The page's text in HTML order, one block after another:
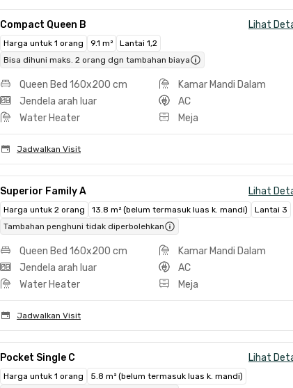
Compact Queen B Lihat
Harga untuk 1 orang 9.1 m²
Lantai 1,2
Bisa dihuni maks. 2 orang dgn tambahan biaya
Queen Bed 160x200 cm
Kamar Mandi Dalam
Jendela arah luar
AC
Water Heater
Meja
Jadwalkan Visit
Superior Family A Lihat
Harga untuk 2 orang 13.8 m² (belum termasuk luas k. mandi)
Lantai 3
Tambahan penghuni tidak diperbolehkan
Queen Bed 160x200 cm
Kamar Mandi Dalam
Jendela arah luar
AC
Water Heater
Meja
Jadwalkan Visit
Pocket Single C Lihat
Harga untuk 1 orang
5.8 m² (belum termasuk luas k. mandi)